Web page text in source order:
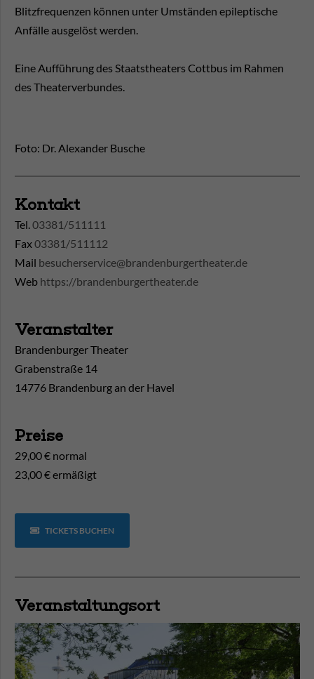
Blitzfrequenzen können unter Umständen epileptische
Anfälle ausgelöst werden.
Eine Aufführung des Staatstheaters Cottbus im Rahmen
des Theaterverbundes.
Foto: Dr. Alexander Busche
Kontakt
Tel.03381/511111
Fax03381/511112
Mail besucherservice@brandenburgertheater.de
Web https://brandenburgertheater.de
Veranstalter
Brandenburger Theater
Grabenstraße 14
14776 Brandenburg an der Havel
Preise
29,00 € normal
23,00 € ermäßigt
TICKETS BUCHEN
Veranstaltungsort